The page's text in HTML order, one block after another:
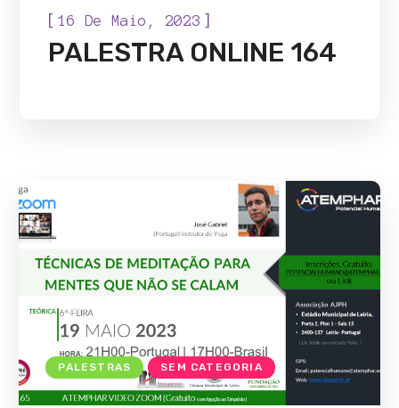
[16 De Maio, 2023 ]
PALESTRA ONLINE 164
PALESTRAS SEM CATEGORIA